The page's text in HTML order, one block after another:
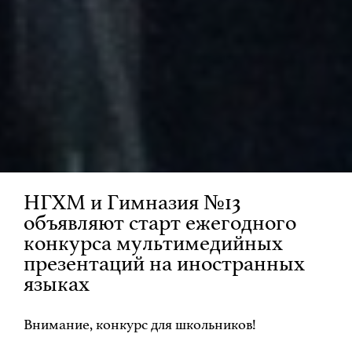
НГХМ и Гимназия №13
объявляют старт ежегодного
конкурса мультимедийных
презентаций на иностранных
языках
Внимание, конкурс для школьников!